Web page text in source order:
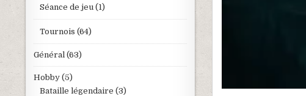
Séance de jeu (1)
Tournois (64)
Général (63)
Hobby (5)
Bataille légendaire (3)